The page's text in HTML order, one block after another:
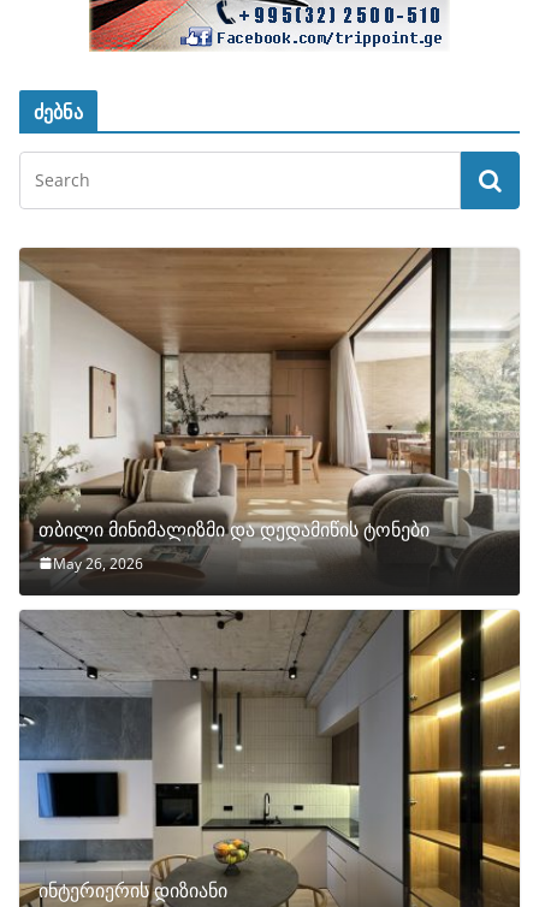
ძებნა
თბილი მინიმალიზმი და დედამიწის ტონები
May 26, 2026
ინტერიერის დიზიანი